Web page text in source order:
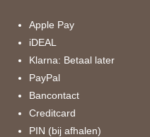
Apple Pay
iDEAL
Klarna: Betaal later
PayPal
Bancontact
Creditcard
PIN (bij afhalen)